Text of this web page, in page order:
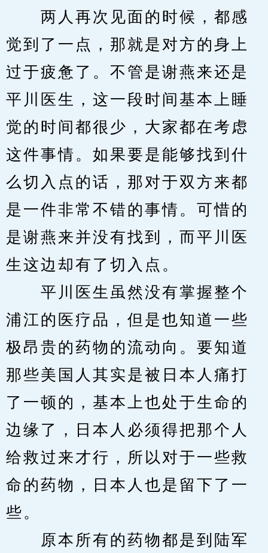
两人再次见面的时候，都感
觉到了一点，那就是对方的身上
过于疲惫了。不管是谢燕来还是
平川医生，这一段时间基本上睡
觉的时间都很少，大家都在考虑
这件事情。如果要是能够找到什
么切入点的话，那对于双方来都
是一件非常不错的事情。可惜的
是谢燕来并没有找到，而平川医
生这边却有了切入点。
平川医生虽然没有掌握整个
浦江的医疗品，但是也知道一些
极昂贵的药物的流动向。要知道
那些美国人其实是被日本人痛打
了一顿的，基本上也处于生命的
边缘了，日本人必须得把那个人
给救过来才行，所以对于一些救
命的药物，日本人也是留下了一
些。
原本所有的药物都是到陆军